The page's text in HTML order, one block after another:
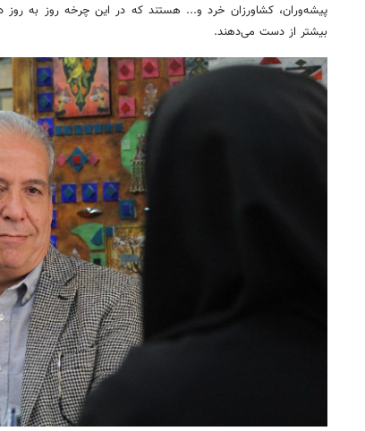
پیشه‌وران، کشاورزان خرد و... هستند که در این چرخه روز به
بیشتر از دست می‌دهند.